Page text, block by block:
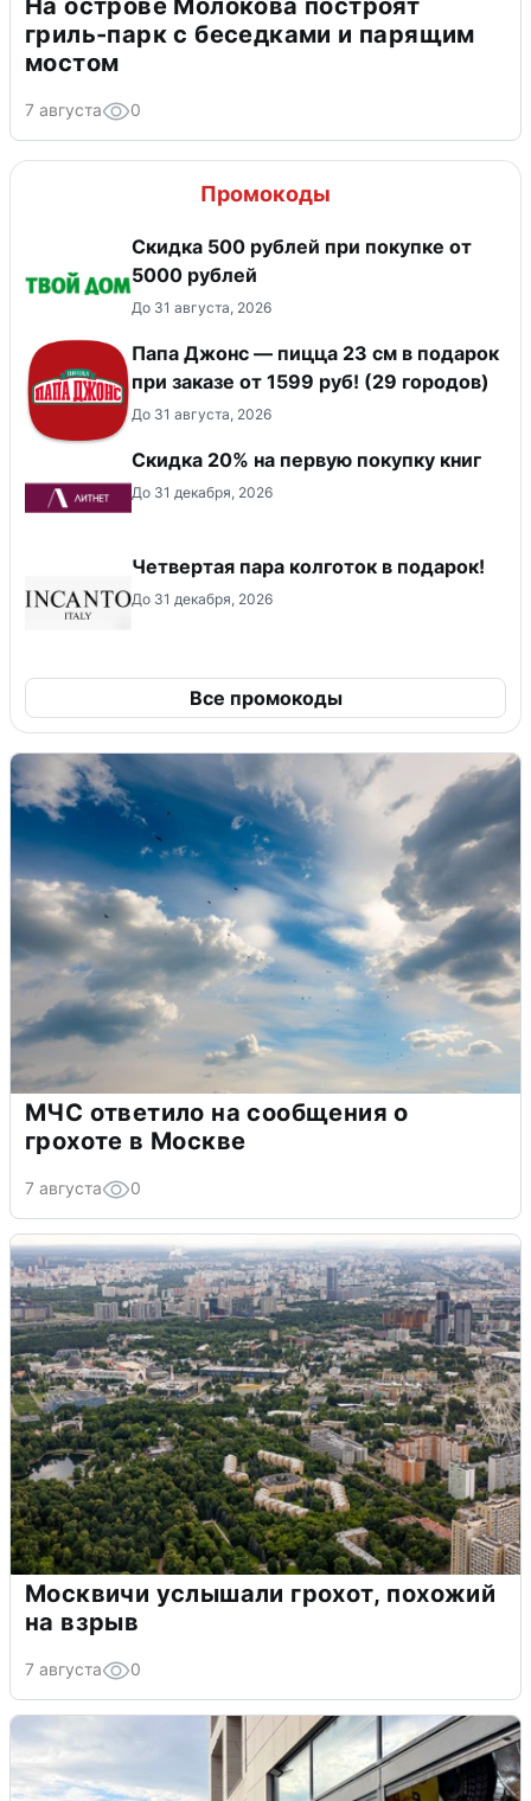
гриль-парк с беседками и парящим
мостом
7 августа 0
Промокоды
Скидка 500 рублей при покупке от
5000 рублей
До 31 августа, 2026
Папа Джонс — пицца 23 см в подарок
при заказе от 1599 руб! (29 городов)
До 31 августа, 2026
Скидка 20% на первую покупку книг
До 31 декабря, 2026
Четвертая пара колготок в подарок!
До 31 декабря, 2026
Все промокоды
МЧС ответило на сообщения о
грохоте в Москве
7 августа 0
Москвичи услышали грохот, похожий
на взрыв
7 августа 0